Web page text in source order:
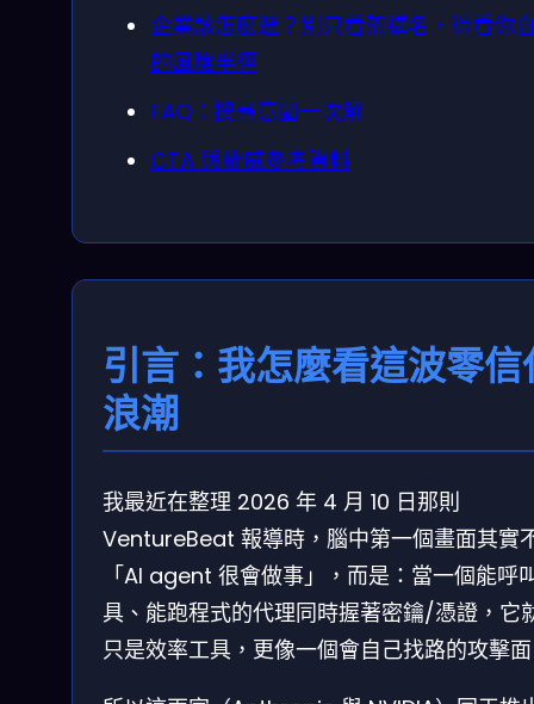
企業該怎麼選？別只看架構名，得看你
的風險半徑
FAQ：搜尋意圖一次解
CTA 與權威參考資料
引言：我怎麼看這波零信
浪潮
我最近在整理 2026 年 4 月 10 日那則
VentureBeat 報導時，腦中第一個畫面其實
「AI agent 很會做事」，而是：當一個能呼
具、能跑程式的代理同時握著密鑰/憑證，它
只是效率工具，更像一個會自己找路的攻擊